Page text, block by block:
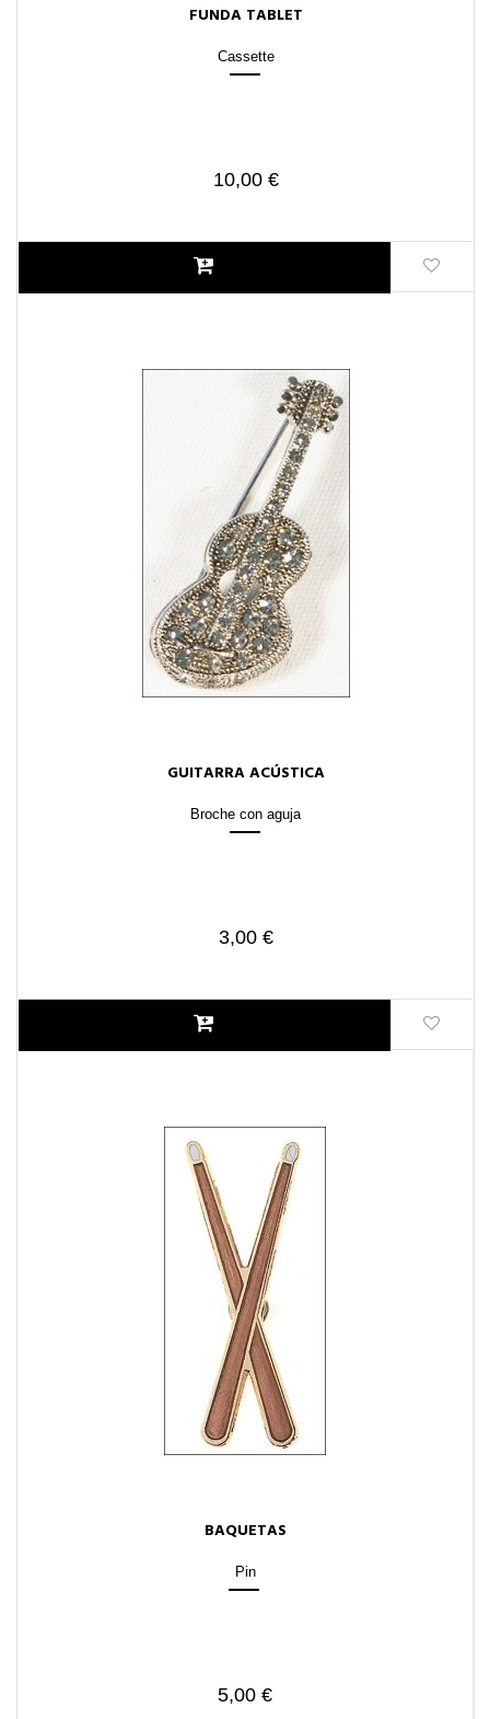
FUNDA TABLET
Cassette
10,00 €
GUITARRA ACÚSTICA
Broche con aguja
3,00 €
BAQUETAS
Pin
5,00 €